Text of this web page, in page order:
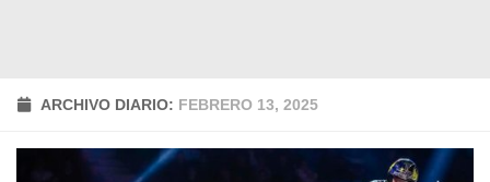
ARCHIVO DIARIO: FEBRERO 13, 2025